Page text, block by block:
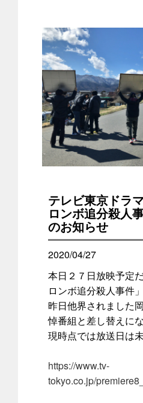
テレビ東京ドラ
ロンボ追分殺人
のお知らせ
2020/04/27
本日２７日放映予定
ロンボ追分殺人事件
昨日他界されました
悼番組と差し替えに
現時点では放送日は未
https://www.tv-
tokyo.co.jp/